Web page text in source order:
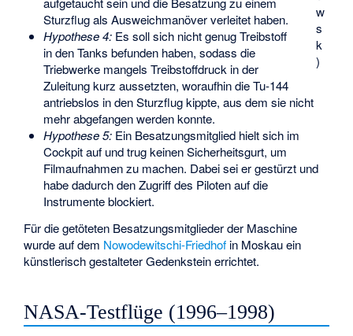
w
s
k
)
Sturzflug als Ausweichmanöver verleitet haben.
Hypothese 4:Es soll sich nicht genug Treibstoff
in den Tanks befunden haben, sodass die
Triebwerke mangels Treibstoffdruck in der
Zuleitung kurz aussetzten, woraufhin die Tu-144
antriebslos in den Sturzflug kippte, aus dem sie nicht
mehr abgefangen werden konnte.
Hypothese 5:Ein Besatzungsmitglied hielt sich im
Cockpit auf und trug keinen Sicherheitsgurt, um
Filmaufnahmen zu machen. Dabei sei er gestürzt und
habe dadurch den Zugriff des Piloten auf die
Instrumente blockiert.
Für die getöteten Besatzungsmitglieder der Maschine
wurde auf dem Nowodewitschi-Friedhof in Moskau ein
künstlerisch gestalteter Gedenkstein errichtet.
NASA-Testflüge (1996–1998)